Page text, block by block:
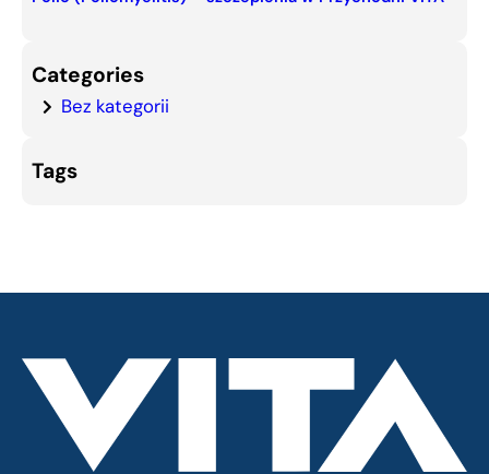
Categories
Bez kategorii
Tags